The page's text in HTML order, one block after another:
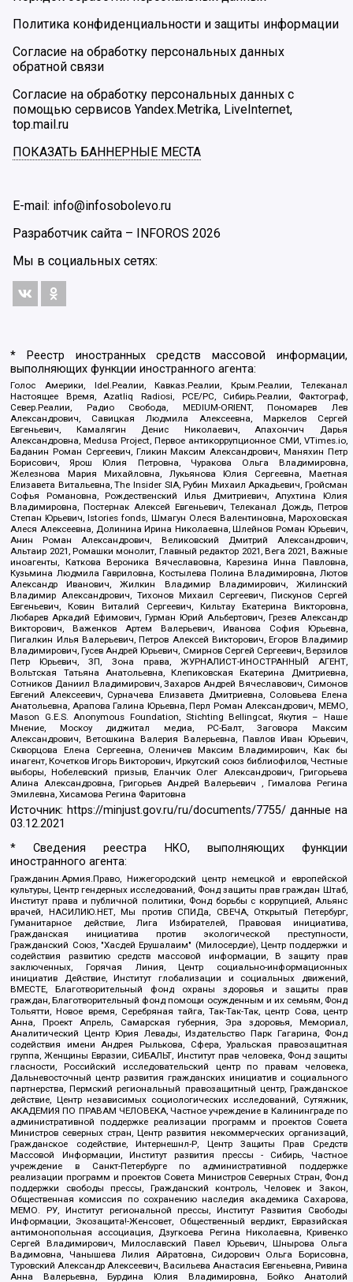
Политика конфиденциальности и защиты информации
Согласие на обработку персональных данных
обратной связи
Согласие на обработку персональных данных с
помощью сервисов Yandex.Metrika, LiveInternet,
top.mail.ru
ПОКАЗАТЬ БАННЕРНЫЕ МЕСТА
E-mail: info@infosobolevo.ru
Разработчик сайта – INFOROS 2026
Мы в социальных сетях:
* Реестр иностранных средств массовой информации,
выполняющих функции иностранного агента:
Голос Америки, Idel.Реалии, Кавказ.Реалии, Крым.Реалии, Телеканал
Настоящее Время, Azatliq Radiosi, PCE/PC, Сибирь.Реалии, Фактограф,
Север.Реалии, Радио Свобода, MEDIUM-ORIENT, Пономарев Лев
Александрович, Савицкая Людмила Алексеевна, Маркелов Сергей
Евгеньевич, Камалягин Денис Николаевич, Апахончич Дарья
Александровна, Medusa Project, Первое антикоррупционное СМИ, VTimes.io,
Баданин Роман Сергеевич, Гликин Максим Александрович, Маняхин Петр
Борисович, Ярош Юлия Петровна, Чуракова Ольга Владимировна,
Железнова Мария Михайловна, Лукьянова Юлия Сергеевна, Маетная
Елизавета Витальевна, The Insider SIA, Рубин Михаил Аркадьевич, Гройсман
Софья Романовна, Рождественский Илья Дмитриевич, Апухтина Юлия
Владимировна, Постернак Алексей Евгеньевич, Телеканал Дождь, Петров
Степан Юрьевич, Istories fonds, Шмагун Олеся Валентиновна, Мароховская
Алеся Алексеевна, Долинина Ирина Николаевна, Шлейнов Роман Юрьевич,
Анин Роман Александрович, Великовский Дмитрий Александрович,
Альтаир 2021, Ромашки монолит, Главный редактор 2021, Вега 2021, Важные
иноагенты, Каткова Вероника Вячеславовна, Карезина Инна Павловна,
Кузьмина Людмила Гавриловна, Костылева Полина Владимировна, Лютов
Александр Иванович, Жилкин Владимир Владимирович, Жилинский
Владимир Александрович, Тихонов Михаил Сергеевич, Пискунов Сергей
Евгеньевич, Ковин Виталий Сергеевич, Кильтау Екатерина Викторовна,
Любарев Аркадий Ефимович, Гурман Юрий Альбертович, Грезев Александр
Викторович, Важенков Артем Валерьевич, Иванова София Юрьевна,
Пигалкин Илья Валерьевич, Петров Алексей Викторович, Егоров Владимир
Владимирович, Гусев Андрей Юрьевич, Смирнов Сергей Сергеевич, Верзилов
Петр Юрьевич, ЗП, Зона права, ЖУРНАЛИСТ-ИНОСТРАННЫЙ АГЕНТ,
Вольтская Татьяна Анатольевна, Клепиковская Екатерина Дмитриевна,
Сотников Даниил Владимирович, Захаров Андрей Вячеславович, Симонов
Евгений Алексеевич, Сурначева Елизавета Дмитриевна, Соловьева Елена
Анатольевна, Арапова Галина Юрьевна, Перл Роман Александрович, МЕМО,
Mason G.E.S. Anonymous Foundation, Stichting Bellingcat, Якутия – Наше
Мнение, Москоу диджитал медиа, РС-Балт, Заговора Максим
Александрович, Ветошкина Валерия Валерьевна, Павлов Иван Юрьевич,
Скворцова Елена Сергеевна, Оленичев Максим Владимирович, Как бы
инагент, Кочетков Игорь Викторович, Иркутский союз библиофилов, Честные
выборы, Нобелевский призыв, Еланчик Олег Александрович, Григорьева
Алина Александровна, Григорьев Андрей Валерьевич , Гималова Регина
Эмилевна, Хисамова Регина Фаритовна
Источник: https://minjust.gov.ru/ru/documents/7755/ данные на
03.12.2021
* Сведения реестра НКО, выполняющих функции
иностранного агента:
Гражданин.Армия.Право, Нижегородский центр немецкой и европейской
культуры, Центр гендерных исследований, Фонд защиты прав граждан Штаб,
Институт права и публичной политики, Фонд борьбы с коррупцией, Альянс
врачей, НАСИЛИЮ.НЕТ, Мы против СПИДа, СВЕЧА, Открытый Петербург,
Гуманитарное действие, Лига Избирателей, Правовая инициатива,
Гражданская инициатива против экологической преступности,
Гражданский Союз, "Хасдей Ерушалаим" (Милосердие), Центр поддержки и
содействия развитию средств массовой информации, В защиту прав
заключенных, Горячая Линия, Центр социально-информационных
инициатив Действие, Институт глобализации и социальных движений,
ВМЕСТЕ, Благотворительный фонд охраны здоровья и защиты прав
граждан, Благотворительный фонд помощи осужденным и их семьям, Фонд
Тольятти, Новое время, Серебряная тайга, Так-Так-Так, центр Сова, центр
Анна, Проект Апрель, Самарская губерния, Эра здоровья, Мемориал,
Аналитический Центр Юрия Левады, Издательство Парк Гагарина, Фонд
содействия имени Андрея Рылькова, Сфера, Уральская правозащитная
группа, Женщины Евразии, СИБАЛЬТ, Институт прав человека, Фонд защиты
гласности, Российский исследовательский центр по правам человека,
Дальневосточный центр развития гражданских инициатив и социального
партнерства, Пермский региональный правозащитный центр, Гражданское
действие, Центр независимых социологических исследований, Сутяжник,
АКАДЕМИЯ ПО ПРАВАМ ЧЕЛОВЕКА, Частное учреждение в Калининграде по
административной поддержке реализации программ и проектов Совета
Министров северных стран, Центр развития некоммерческих организаций,
Гражданское содействие, Интернешнл-Р, Центр Защиты Прав Средств
Массовой Информации, Институт развития прессы - Сибирь, Частное
учреждение в Санкт-Петербурге по административной поддержке
реализации программ и проектов Совета Министров Северных Стран, Фонд
поддержки свободы прессы, Гражданский контроль, Человек и Закон,
Общественная комиссия по сохранению наследия академика Сахарова,
МЕМО. РУ, Институт региональной прессы, Институт Развития Свободы
Информации, Экозащита!-Женсовет, Общественный вердикт, Евразийская
антимонопольная ассоциация, Дзугкоева Регина Николаевна, Кривенко
Сергей Владимирович, Милославский Павел Юрьевич, Шнырова Ольга
Вадимовна, Чанышева Лилия Айратовна, Сидорович Ольга Борисовна,
Туровский Александр Алексеевич, Васильева Анастасия Евгеньевна, Ривина
Анна Валерьевна, Бурдина Юлия Владимировна, Бойко Анатолий